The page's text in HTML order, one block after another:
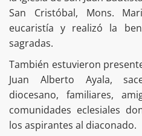
San Cristóbal, Mons.
eucaristía y realizó la
sagradas.
También estuvieron
Juan Alberto Ayala,
diocesano, familiares,
comunidades eclesiales
los aspirantes al diaconado.